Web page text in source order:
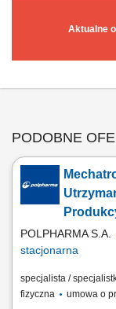
Aktualne
PODOBNE
POLPHARMA S.A.
stacjonarna
specjalista /
fizyczna
umowa o